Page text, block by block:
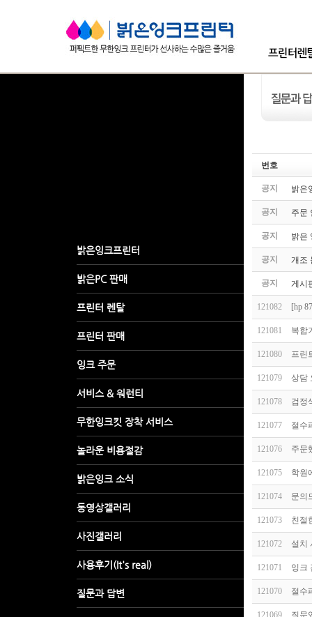
번호
공지 밝은
공지 주문
공지 밝은
공지 개조
공지 게시
121082 [hp
121081 복합
121080 프린
121079 상담
121078 검정
121077 절수
121076 주문
121075 학원
121074 문의
121073 친절
121072 설치
121071 잉크
121070 절수